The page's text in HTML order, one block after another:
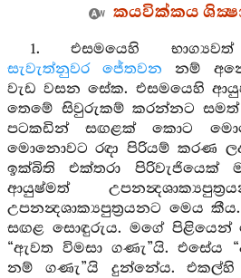
කයවික්කය
1. එසමයෙහි භාග්‍යවත්
සැවැත්නුවර
ජේතවන නම්
වැඩ වසන සේක. එසමයෙහි
තෙමේ සිවුරුකම් කරන්නට සමත්
පටකඩින් සඟළක් කොට
මොනොවට රඳා පිරියම් කරණ
ඉක්බිති එක්තරා පිරිවැජියෙක්
ආයුෂ්මත්
උපනන්‍දශාක්‍යපුත්‍රයනට මෙය
සඟළ සොඳුරුය. මගේ පිළියෙන්
“ඇවත විමසා ගණැ”යි. එසේය
නම් ගණැ”යි දුන්නේය.